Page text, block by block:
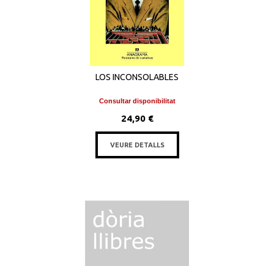
LOS INCONSOLABLES
Consultar disponibilitat
24,90 €
VEURE DETALLS